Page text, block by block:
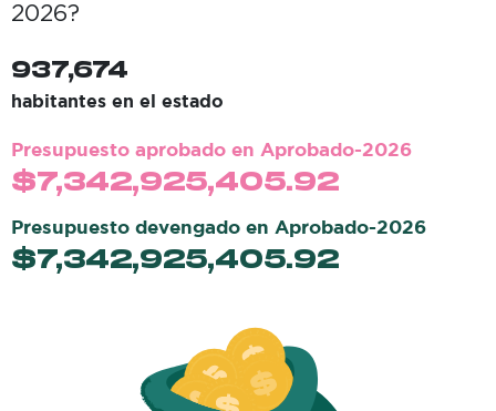
2026?
937,674
habitantes en el estado
Presupuesto aprobado en Aprobado-2026
$7,342,925,405.92
Presupuesto devengado en Aprobado-2026
$7,342,925,405.92